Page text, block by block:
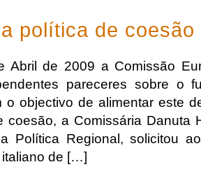
política de coesão
Abril de 2009 a Comissão
pareceres sobre o
o objectivo de alimentar este
coesão, a Comissária Danuta
Política Regional, solicitou
italiano de […]